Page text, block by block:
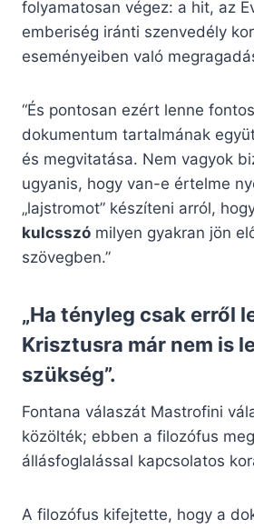
folyamatosan végez: a hit, az
emberiség iránti szenvedély
eseményeiben való
“És pontosan ezért lenne
dokumentum tartalmának
és megvitatása. Nem vagyok
ugyanis, hogy van-e értelme
„lajstromot” készíteni arról,
kulcsszó milyen gyakran jön
szövegben.”
„Ha tényleg csak erről
Krisztusra már nem is
szükség”.
Fontana válaszát Mastrofini
közölték; ebben a filozófus
állásfoglalással kapcsolatos
A filozófus kifejtette, hogy a